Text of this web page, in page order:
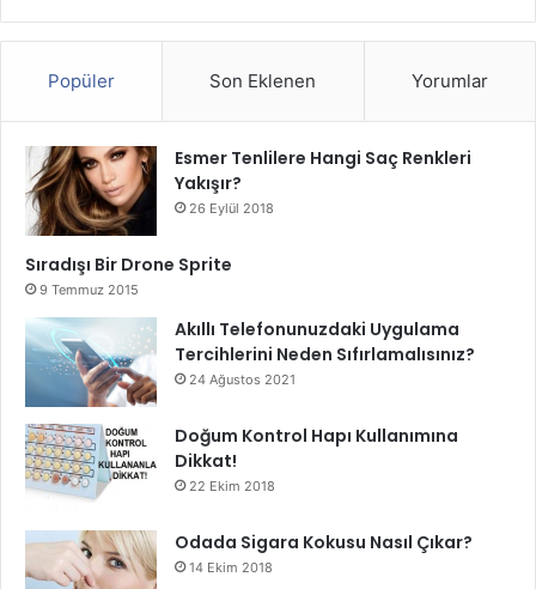
Popüler Son Eklenen Yorumlar
Esmer Tenlilere Hangi Saç Renkleri
Yakışır?
26 Eylül 2018
Sıradışı Bir Drone Sprite
9 Temmuz 2015
Akıllı Telefonunuzdaki Uygulama
Tercihlerini Neden Sıfırlamalısınız?
24 Ağustos 2021
Doğum Kontrol Hapı Kullanımına
Dikkat!
22 Ekim 2018
Odada Sigara Kokusu Nasıl Çıkar?
14 Ekim 2018